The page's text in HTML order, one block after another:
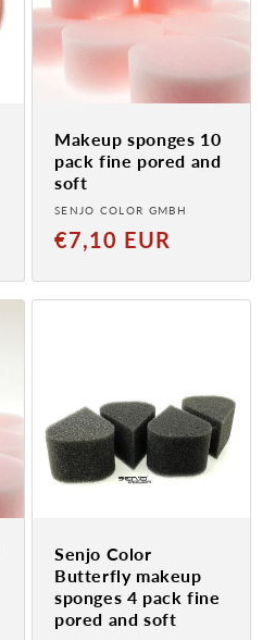
Makeup sponges 10
pack fine pored and
soft
Provider:
SENJO COLOR GMBH
Normaler
€7,10 EUR
Senjo Color
Butterfly makeup
sponges 4 pack fine
pored and soft